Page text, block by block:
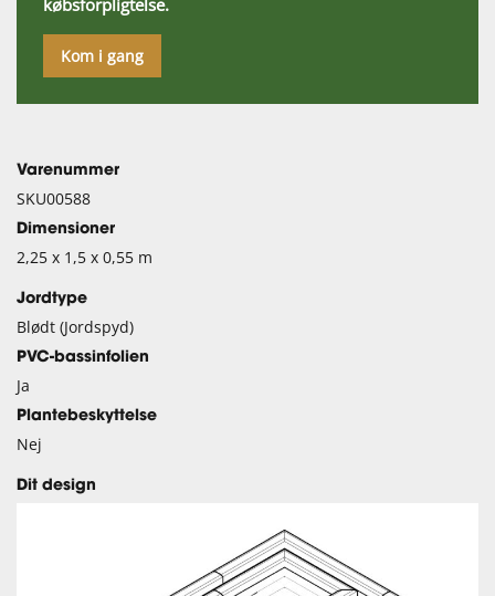
Kom i gang
Varenummer
SKU00588
Dimensioner
2,25 x 1,5 x 0,55 m
Jordtype
Blødt (Jordspyd)
PVC-bassinfolien
Ja
Plantebeskyttelse
Nej
Dit design